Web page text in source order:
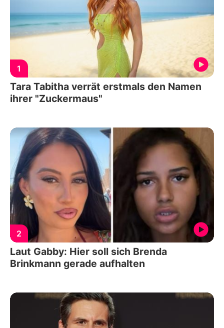
1
Tara Tabitha verrät erstmals den Namen
ihrer "Zuckermaus"
2
Laut Gabby: Hier soll sich Brenda
Brinkmann gerade aufhalten